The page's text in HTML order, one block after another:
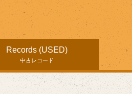
Records (USED)
中古レコード